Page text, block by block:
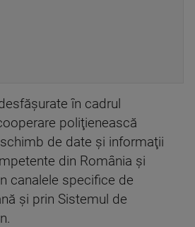
în cadrul
poliţienească
de date şi informaţii
din România şi
canalele specifice de
şi prin Sistemul de